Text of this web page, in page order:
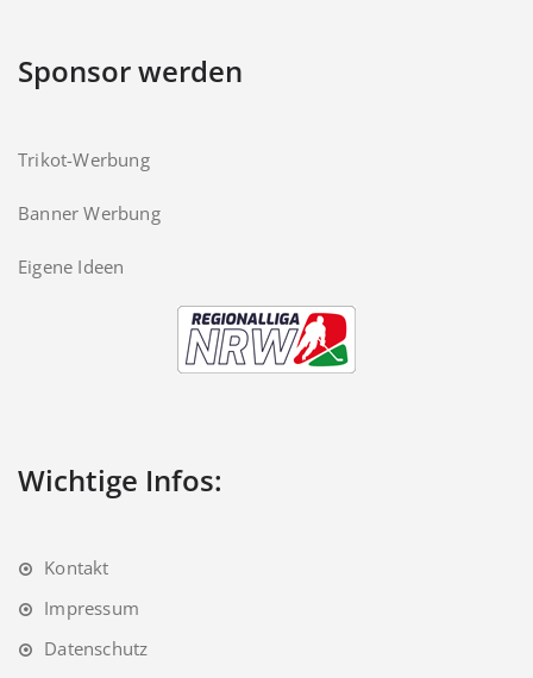
Sponsor werden
Trikot-Werbung
Banner Werbung
Eigene Ideen
Wichtige Infos:
Kontakt
Impressum
Datenschutz